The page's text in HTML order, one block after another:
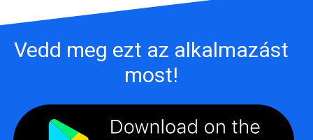
Vedd meg ezt az alkalmazást
most!